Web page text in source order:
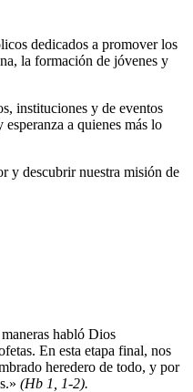
dedicados a promover los
la formación de jóvenes y
instituciones y de eventos
a quienes más lo
y descubrir nuestra misión de
habló Dios
En esta etapa final, nos
heredero de todo, y por
(Hb 1, 1-2).